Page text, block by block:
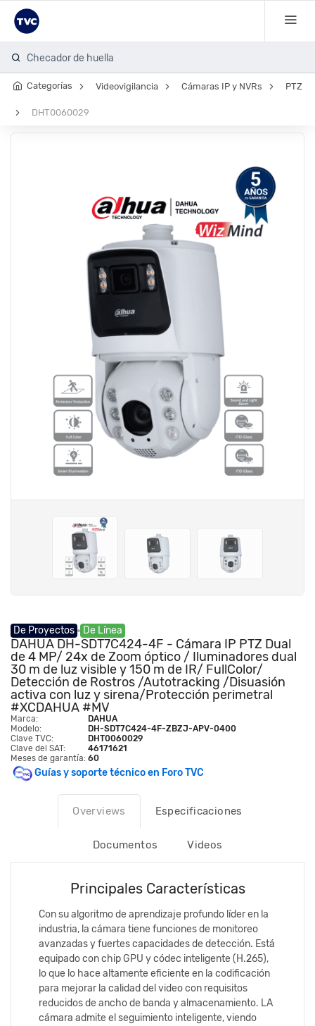
Checador de huella
Categorías Videovigilancia Cámaras IP y NVRs PTZ
DHT0060029
De Proyectos De Línea
DAHUA DH-SDT7C424-4F - Cámara IP PTZ Dual
de 4 MP/ 24x de Zoom óptico / Iluminadores dual
30 m de luz visible y 150 m de IR/ FullColor/
Detección de Rostros /Autotracking /Disuasión
activa con luz y sirena/Protección perimetral
#XCDAHUA #MV
Marca:
DAHUA
Modelo:
DH-SDT7C424-4F-ZBZJ-APV-0400
Clave TVC:
DHT0060029
Clave del SAT:
46171621
Meses de garantía: 60
Guías y soporte técnico en Foro TVC
Overviews Especificaciones
Documentos Videos
Principales Características
Con su algoritmo de aprendizaje profundo líder en la
industria, la cámara tiene funciones de monitoreo
avanzadas y fuertes capacidades de detección. Está
equipado con chip GPU y códec inteligente (H.265),
lo que lo hace altamente eficiente en la codificación
para mejorar la calidad del video con requisitos
reducidos de ancho de banda y almacenamiento. LA
cámara admite el seguimiento inteligente, viendo